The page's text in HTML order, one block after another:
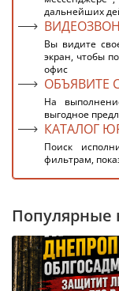
дальнейших
Вы видите
экран, чтобы
офис
ОБЪЯВИТЕ
На
выгодное
КАТАЛОГ
Поиск
фильтрам,
Популярные